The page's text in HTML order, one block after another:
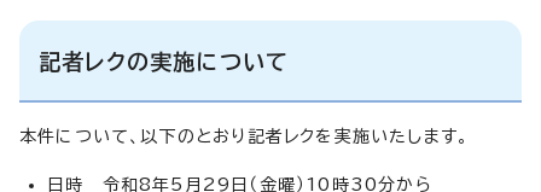
記者レクの実施について
本件について、以下のとおり記者レクを実施いたします。
日時 令和8年5月29日（金曜）10時30分から